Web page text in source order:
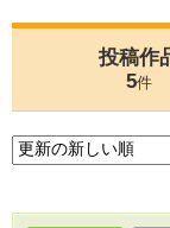
投稿作
5件